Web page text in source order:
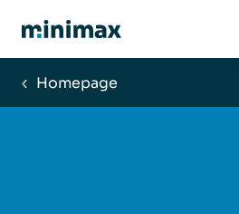
Poduzetnici
Homepage